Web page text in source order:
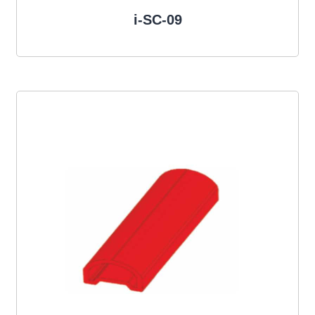
i-SC-09